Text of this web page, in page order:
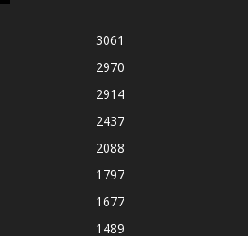
3061
2970
2914
2437
2088
1797
1677
1489